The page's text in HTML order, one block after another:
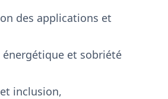
des applications et
et sobriété
inclusion,​